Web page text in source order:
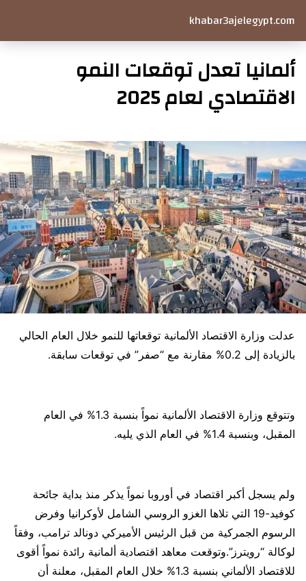
khabar3ajelegypt.com
ألمانيا تعدل توقعات النمو
الاقتصادي لعام 2025
عدلت وزارة الاقتصاد الألمانية توقعاتها للنمو خلال العام الحالي
بالزيادة إلى 0.2% مقارنة مع “صفر” في توقعات سابقة.
وتتوقع وزارة الاقتصاد الألمانية نمواً بنسبة 1.3% في العام
المقبل، وبنسبة 1.4% في العام الذي يليه.
ولم يسجل أكبر اقتصاد في أوروبا نمواً يذكر منذ بداية جائحة
كوفيد-19 التي تلاها الغزو الروسي الشامل لأوكرانيا وفرض
الرسوم الجمركية من قبل الرئيس الأميركي دونالد ترامب، وفقاً
لوكالة “رويترز”.وتوقعت معاهد اقتصادية ألمانية رائدة نمواً أقوى
للاقتصاد الألماني بنسبة 1.3% خلال العام المقبل، معلنة أن